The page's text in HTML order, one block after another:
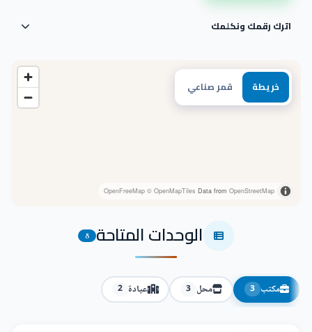
خريطة قمر صناعي
OpenFreeMap © OpenMapTiles Data from OpenStreetMap
اترك رقمك ونكلمك
الوحدات المتاحة 8
مكتب 3 محل 3 عيادة 2